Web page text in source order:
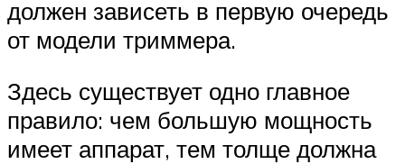
должен зависеть в первую очередь
от модели триммера.
Здесь существует одно главное
правило: чем большую мощность
имеет аппарат, тем толще должна